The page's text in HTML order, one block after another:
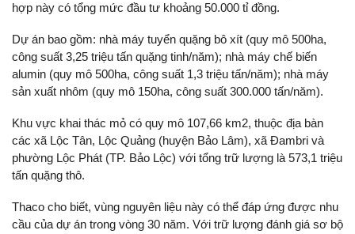
hợp này có tổng mức đầu tư khoảng 50.000 tỉ đồng.
Dự án bao gồm: nhà máy tuyển quặng bô xít (quy mô 500ha,
công suất 3,25 triệu tấn quặng tinh/năm); nhà máy chế biến
alumin (quy mô 500ha, công suất 1,3 triệu tấn/năm); nhà máy
sản xuất nhôm (quy mô 150ha, công suất 300.000 tấn/năm).
Khu vực khai thác mỏ có quy mô 107,66 km2, thuộc địa bàn
các xã Lộc Tân, Lộc Quảng (huyện Bảo Lâm), xã Đambri và
phường Lộc Phát (TP. Bảo Lộc) với tổng trữ lượng là 573,1 triệu
tấn quặng thô.
Thaco cho biết, vùng nguyên liệu này có thể đáp ứng được nhu
cầu của dự án trong vòng 30 năm. Với trữ lượng đánh giá sơ bộ